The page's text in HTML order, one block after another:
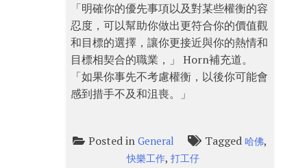
「明確你的優先事項以及對某些權衡的容
忍度，可以幫助你做出更符合你的價值觀
和目標的選擇，讓你更接近與你的熱情和
目標相契合的職業，」 Horn補充道。
「如果你事先不考慮權衡，以後你可能會
感到措手不及和沮喪。」
Posted inGeneral Tagged哈佛,
快樂工作,打工仔